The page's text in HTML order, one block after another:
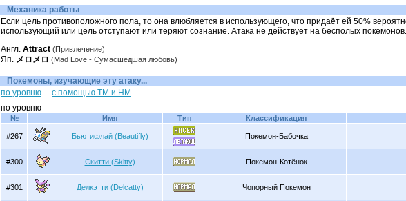
Механика работы
Если цель противоположного пола, то она влюбляется в использующего, что придаёт ей 50%
использующий или цель отступают или теряют сознание. Атака не действует на бесполых покемонов.
Англ. Attract (Привлечение)
Яп. メロメロ (Mad Love - Сумасшедшая любовь)
Покемоны, изучающие эту атаку...
по уровню
с помощью TM и HM
по уровню
№ Имя Тип Классификация
#267 Бьютифлай (Beautifly) Покемон-Бабочка
#300 Скитти (Skitty) Покемон-Котёнок
#301 Делкэтти (Delcatty) Чопорный Покемон